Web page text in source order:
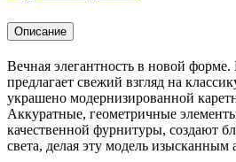
Описание
Вечная элегантность в новой форме.
предлагает свежий взгляд на
украшено модернизированной
Аккуратные, геометричные
качественной фурнитуры, создают
света, делая эту модель изысканным